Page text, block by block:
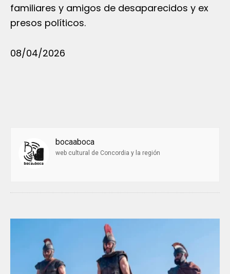
familiares y amigos de desaparecidos y ex
presos políticos.
08/04/2026
bocaaboca
web cultural de Concordia y la región